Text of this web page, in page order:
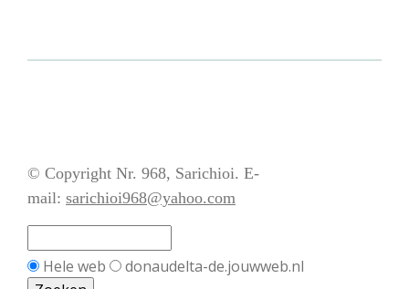
© Copyright Nr. 968, Sarichioi. E-
mail: sarichioi968@yahoo.com
Hele web donaudelta-de.jouwweb.nl